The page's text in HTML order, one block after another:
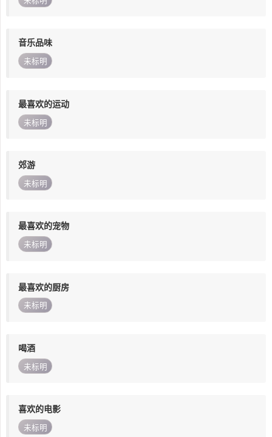
音乐品味
未标明
最喜欢的运动
未标明
郊游
未标明
最喜欢的宠物
未标明
最喜欢的厨房
未标明
喝酒
未标明
喜欢的电影
未标明